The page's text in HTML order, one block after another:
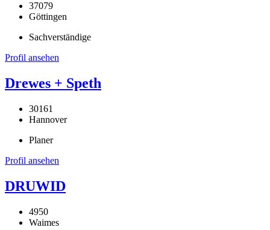
37079
Göttingen
Sachverständige
Profil ansehen
Drewes + Speth
30161
Hannover
Planer
Profil ansehen
DRUWID
4950
Waimes